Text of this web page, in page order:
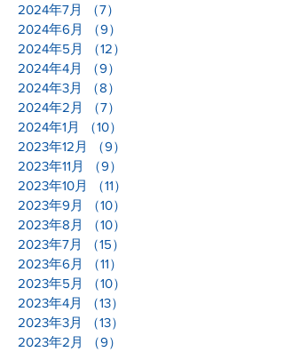
2024年7月
（7）
2024年6月
（9）
2024年5月
（12）
2024年4月
（9）
2024年3月
（8）
2024年2月
（7）
2024年1月
（10）
2023年12月
（9）
2023年11月
（9）
2023年10月
（11）
2023年9月
（10）
2023年8月
（10）
2023年7月
（15）
2023年6月
（11）
2023年5月
（10）
2023年4月
（13）
2023年3月
（13）
2023年2月
（9）